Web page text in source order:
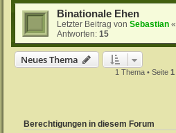
Binationale Ehen
Letzter Beitrag von Sebastian «
Antworten: 15
Neues Thema
1 Thema • Seite 1
Berechtigungen in diesem Forum